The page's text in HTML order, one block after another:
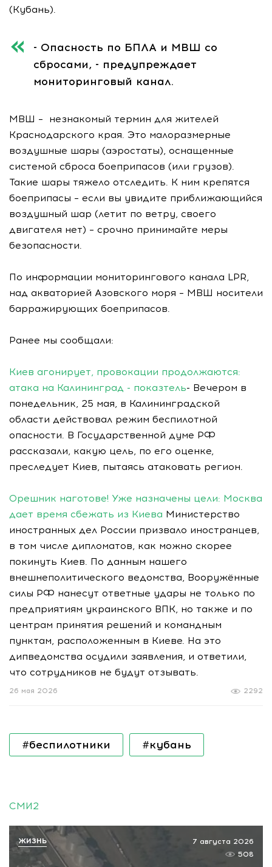
(Кубань).
- Опасность по БПЛА и МВШ со
сбросами, - предупреждает
мониторинговый канал.
МВШ – незнакомый термин для жителей
Краснодарского края. Это малоразмерные
воздушные шары (аэростаты), оснащенные
системой сброса боеприпасов (или грузов).
Такие шары тяжело отследить. К ним крепятся
боеприпасы – если вы увидите приближающийся
воздушный шар (летит по ветру, своего
двигателя нет) – срочно принимайте меры
безопасности.
По информации мониторингового канала LPR,
над акваторией Азовского моря – МВШ носители
барражирующих боеприпасов.
Ранее мы сообщали:
Киев агонирует, провокации продолжаются:
атака на Калининград - показтель- Вечером в
понедельник, 25 мая, в Калининградской
области действовал режим беспилотной
опасности. В Государственной думе РФ
рассказали, какую цель, по его оценке,
преследует Киев, пытаясь атаковать регион.
Орешник наготове! Уже назначены цели: Москва
дает время сбежать из Киева Министерство
иностранных дел России призвало иностранцев,
в том числе дипломатов, как можно скорее
покинуть Киев. По данным нашего
внешнеполитического ведомства, Вооружённые
силы РФ нанесут ответные удары не только по
предприятиям украинского ВПК, но также и по
центрам принятия решений и командным
пунктам, расположенным в Киеве. На это
дипведомства осудили заявления, и ответили,
что сотрудников не будут отзывать.
2292
26 мая 2026
#беспилотники #кубань
СМИ2
7 августа 2026
508
ЖИЗНЬ